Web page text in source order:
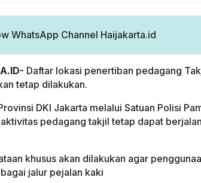
WhatsApp Channel Haijakarta.id
Daftar lokasi penertiban pedagang
tetap dilakukan.
DKI Jakarta melalui Satuan Polisi
pedagang takjil tetap dapat
khusus akan dilakukan agar
jalur pejalan kaki